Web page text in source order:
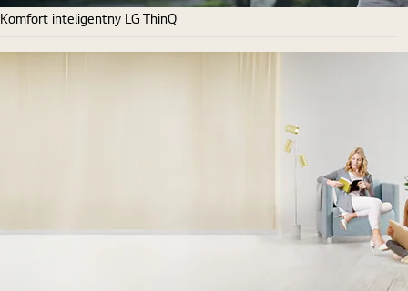
Komfort inteligentny LG ThinQ